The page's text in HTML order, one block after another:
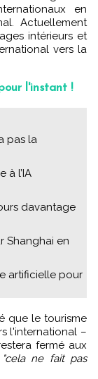
en
Actuellement
intérieurs et
vers la
l'instant !
pas la
à l’IA
davantage
Shanghai en
artificielle pour
l'international –
fermé aux
"cela ne fait pas